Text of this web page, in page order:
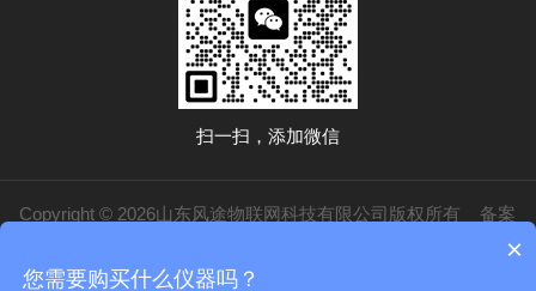
扫一扫，添加微信
Copyright © 2026山东风途物联网科技有限公司版权所有 备案
技术支持：化工仪器网
×
您需要购买什么仪器吗？